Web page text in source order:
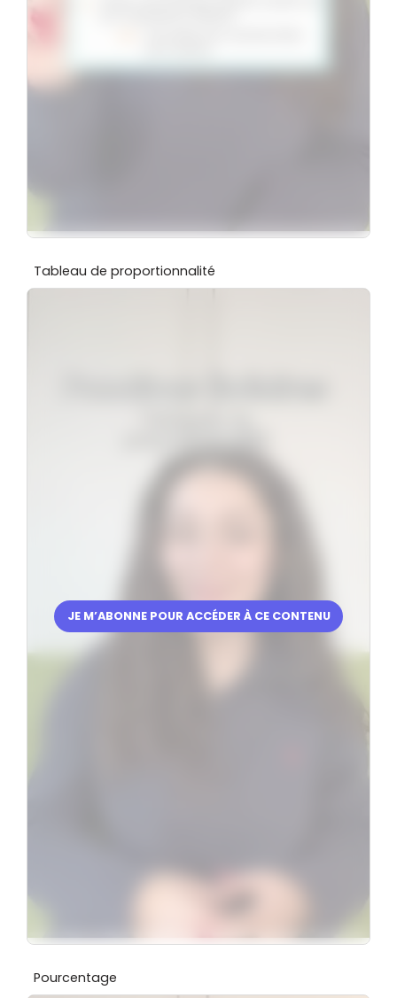
Tableau de proportionnalité
JE M’ABONNE POUR ACCÉDER À CE CONTENU
Pourcentage